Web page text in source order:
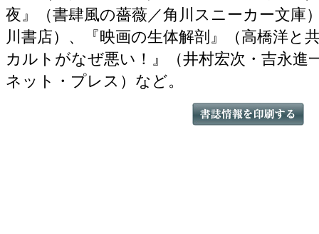
夜』（書肆風の薔薇／角川スニーカー文庫
川書店）、『映画の生体解剖』（高橋洋と
カルトがなぜ悪い！』（井村宏次・吉永進
ネット・プレス）など。